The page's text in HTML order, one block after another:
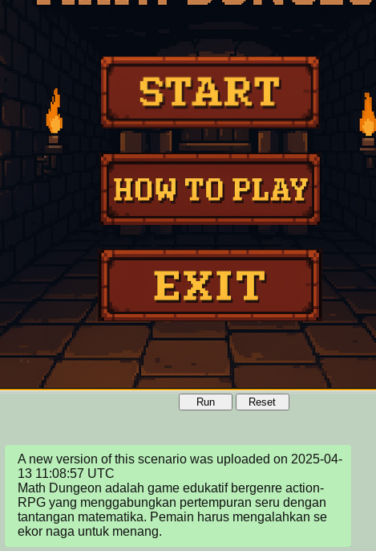
Run
Reset
A new version of this scenario was uploaded on 2025-04-
13 11:08:57 UTC
Math Dungeon adalah game edukatif bergenre action-
RPG yang menggabungkan pertempuran seru dengan
tantangan matematika. Pemain harus mengalahkan se
ekor naga untuk menang.